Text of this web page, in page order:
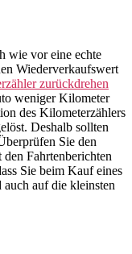
wie vor eine echte
Wiederverkaufswert
zurückdrehen
weniger Kilometer
des Kilometerzählers
Deshalb sollten
Sie den
Fahrtenberichten
Sie beim Kauf eines
auf die kleinsten